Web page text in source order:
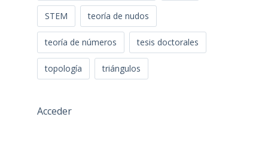
STEM teoría de nudos
teoría de números tesis doctorales
topología triángulos
Acceder